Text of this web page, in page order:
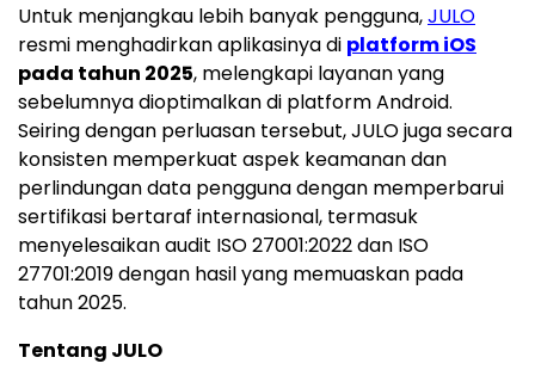
Untuk menjangkau lebih banyak pengguna,JULO
resmi menghadirkan aplikasinya di platform iOS
pada tahun 2025, melengkapi layanan yang
sebelumnya dioptimalkan di platform Android.
Seiring dengan perluasan tersebut, JULO juga secara
konsisten memperkuat aspek keamanan dan
perlindungan data pengguna dengan memperbarui
sertifikasi bertaraf internasional, termasuk
menyelesaikan audit ISO 27001:2022 dan ISO
27701:2019 dengan hasil yang memuaskan pada
tahun 2025.
Tentang JULO